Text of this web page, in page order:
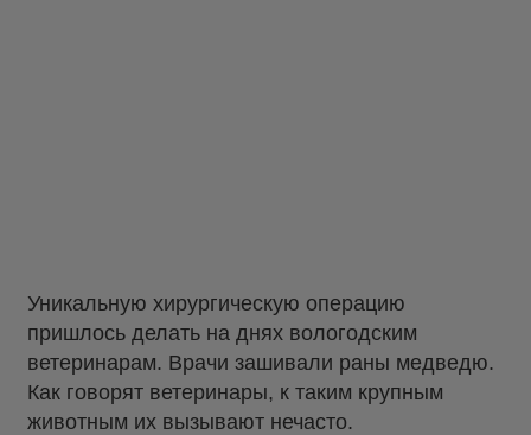
Уникальную хирургическую операцию
пришлось делать на днях вологодским
ветеринарам. Врачи зашивали раны медведю.
Как говорят ветеринары, к таким крупным
животным их вызывают нечасто.